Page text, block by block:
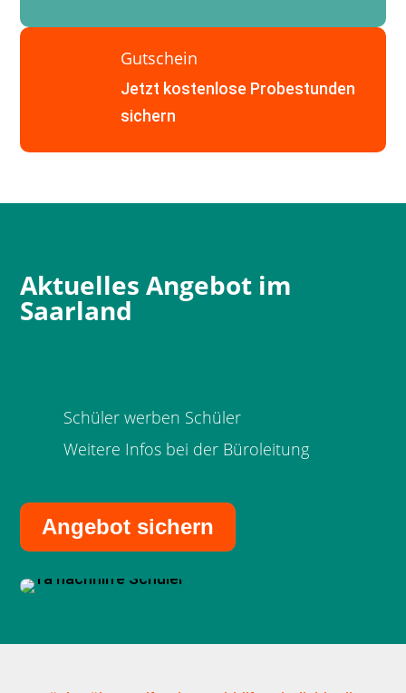
Gutschein
Jetzt kostenlose Probestunden
sichern
Aktuelles Angebot im
Saarland
Schüler werben Schüler
Weitere Infos bei der Büroleitung
Angebot sichern